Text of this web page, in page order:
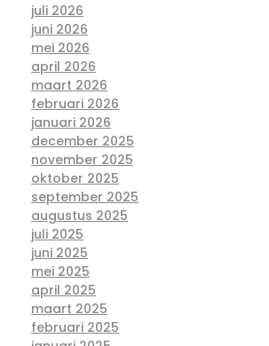
juli 2026
juni 2026
mei 2026
april 2026
maart 2026
februari 2026
januari 2026
december 2025
november 2025
oktober 2025
september 2025
augustus 2025
juli 2025
juni 2025
mei 2025
april 2025
maart 2025
februari 2025